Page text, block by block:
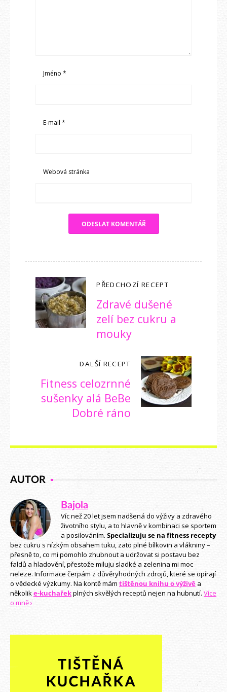
Jméno*
E-mail*
Webová stránka
PŘEDCHOZÍ RECEPT
Zdravé dušené
zelí bez cukru a
mouky
DALŠÍ RECEPT
Fitness celozrnné
sušenky alá BeBe
Dobré ráno
AUTOR
Bajola
Víc než 20 let jsem nadšená do výživy a zdravého
životního stylu, a to hlavně v kombinaci se sportem
a posilováním. Specializuju se na fitness recepty
bez cukru s nízkým obsahem tuku, zato plné bílkovin a vlákniny –
přesně to, co mi pomohlo zhubnout a udržovat si postavu bez
faldů a hladovění, přestože miluju sladké a zelenina mi moc
neleze. Informace čerpám z důvěryhodných zdrojů, které se opírají
o vědecké výzkumy. Na kontě mám tištěnou knihu o výživě a
několike-kuchařekplných skvělých receptů nejen na hubnutí. Více
o mně ›